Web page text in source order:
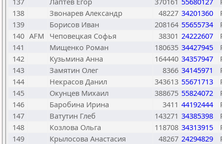
138
Звонарев Александр 48227 34201360
139
Борисов Иван 208164 55655734
140 AFM Чеповецкая Софья 38301 24222607
141
Мищенко Роман 180635 34427945
142
Кузьмина Анна 164440 34357947
143
Замятин Олег 8366 34145971
144
Некрасов Данил 343613 55671713
145
Окунцев Михаил 388675 55824072
146
Баробина Ирина 3411 44192444
147
Ватутин Глеб 143271 34385398
148
Козлова Ольга 118708 34313915
149
Крылосова Анастасия 48267 24294829